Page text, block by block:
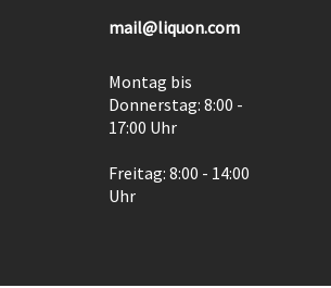
mail@liquon.com
Montag bis
Donnerstag: 8:00 -
17:00 Uhr
Freitag: 8:00 - 14:00
Uhr